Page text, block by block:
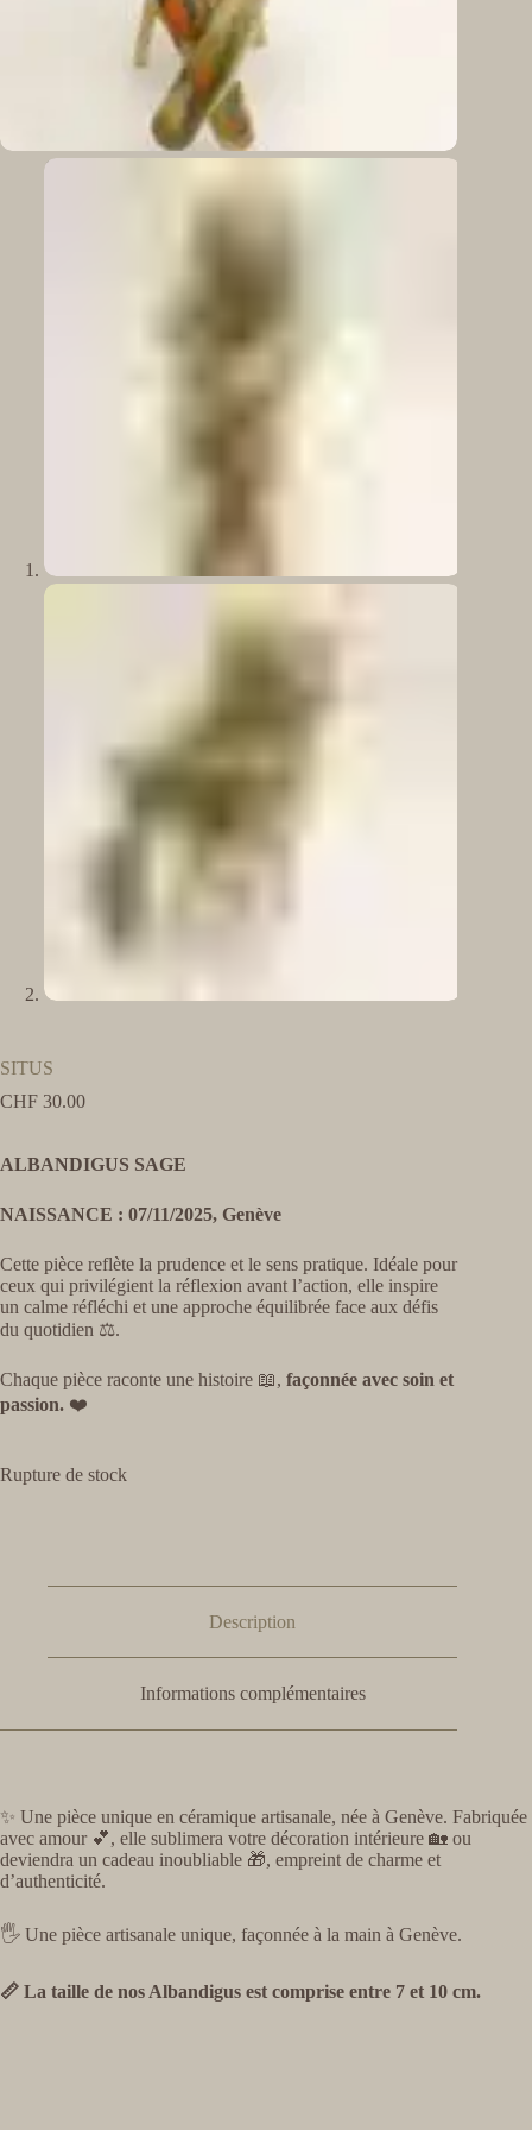
SITUS
CHF 30.00
ALBANDIGUS SAGE
NAISSANCE : 07/11/2025, Genève
Cette pièce reflète la prudence et le sens pratique. Idéale pour
ceux qui privilégient la réflexion avant l’action, elle inspire
un calme réfléchi et une approche équilibrée face aux défis
du quotidien ⚖️.
Chaque pièce raconte une histoire 📖, façonnée avec soin et
passion. ❤️
Rupture de stock
Description
Informations complémentaires
✨ Une pièce unique en céramique artisanale, née à Genève. Fabriquée
avec amour 💕, elle sublimera votre décoration intérieure 🏡 ou
deviendra un cadeau inoubliable 🎁, empreint de charme et
d’authenticité.
🖐️ Une pièce artisanale unique, façonnée à la main à Genève.
📏 La taille de nos Albandigus est comprise entre 7 et 10 cm.